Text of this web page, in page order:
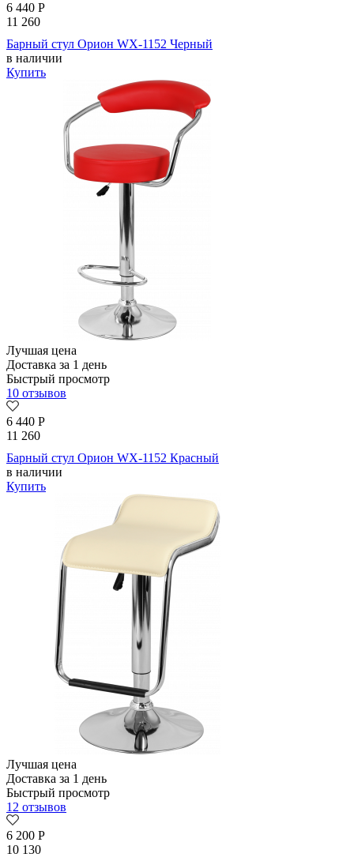
6 440 Р
11 260
Барный стул Орион WX-1152 Черный
в наличии
Купить
Лучшая цена
Доставка за 1 день
Быстрый просмотр
10 отзывов
6 440 Р
11 260
Барный стул Орион WX-1152 Красный
в наличии
Купить
Лучшая цена
Доставка за 1 день
Быстрый просмотр
12 отзывов
6 200 Р
10 130